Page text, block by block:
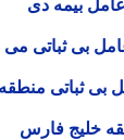
بیمه دی
بی ثباتی می
ثباتی منطقه